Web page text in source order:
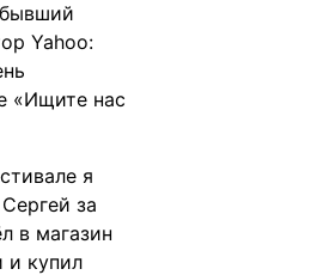
Yahoo:
«Ищите нас
я
за
в магазин
и купил